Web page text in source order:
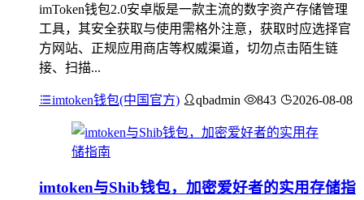
imToken钱包2.0安卓版是一款主流的数字资产存储管理
工具，其安全获取与使用需格外注意，获取时应选择官
方网站、正规应用商店等权威渠道，切勿点击陌生链
接、扫描...
imtoken钱包(中国官方) qbadmin 843 2026-08-08
imtoken与Shib钱包，加密爱好者的实用存储指